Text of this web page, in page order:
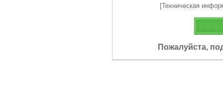
[Техническая
Пожалуйста,